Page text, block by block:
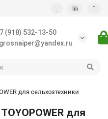
(918) 532-13-50
для сельхозтехники
для